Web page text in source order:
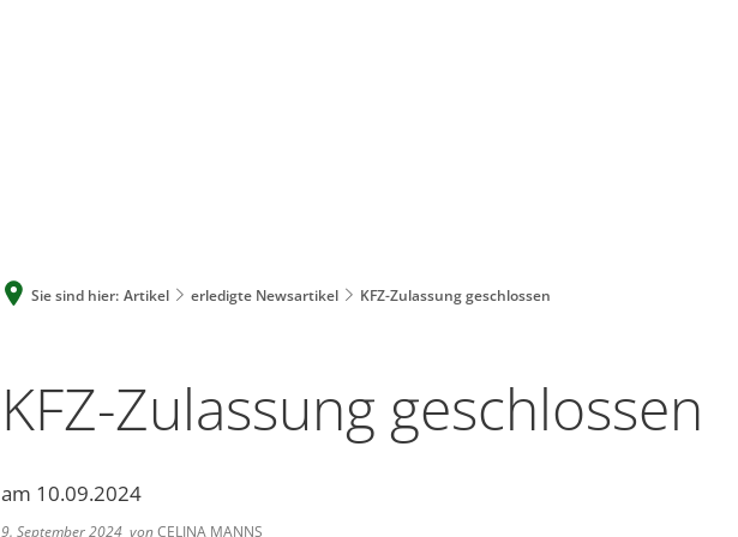
Sie sind hier: Artikel erledigte Newsartikel KFZ-Zulassung geschlossen
KFZ-Zulassung geschlossen
am 10.09.2024
9. September 2024 vonCELINA MANNS